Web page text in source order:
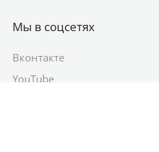
Мы в соцсетях
Вконтакте
YouTube